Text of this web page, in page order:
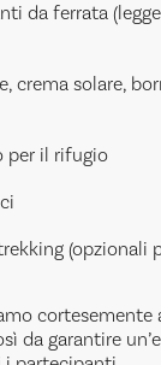
da ferrata
crema solare,
per il rifugio
(opzionali
cortesemente
da garantire